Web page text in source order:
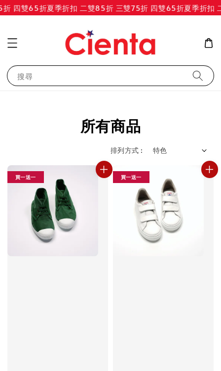
雙65折夏季折扣 二雙85折 三雙75折 四雙65折夏季折扣 二雙
搜尋
所有商品
排列方式 :
買一送一 買一送一